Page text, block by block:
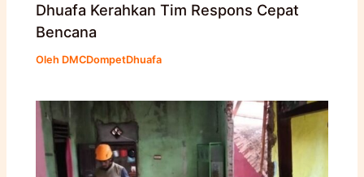
Dhuafa Kerahkan Tim Respons Cepat
Bencana
Oleh DMCDompetDhuafa